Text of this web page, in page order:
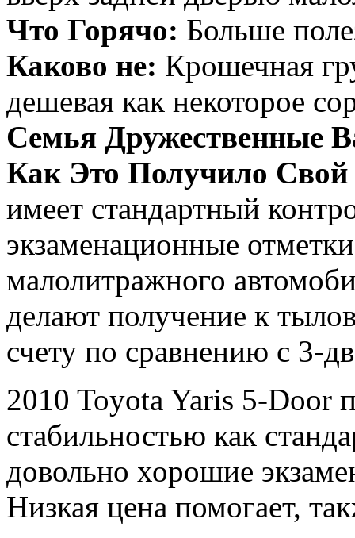
Что Горячо: Больше
Каково не: Крошечная
дешевая как некоторое
Семья Дружественные
Как Это Получило
имеет стандартный
экзаменационные
малолитражного
делают получение к
счету по сравнению с 3-
2010 Toyota Yaris 5-Door
стабильностью как
довольно хорошие
Низкая цена помогает,